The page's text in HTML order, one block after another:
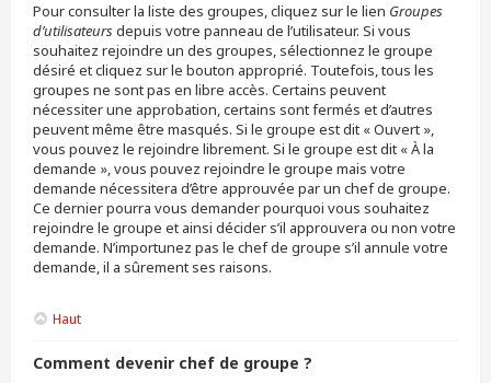
Pour consulter la liste des groupes, cliquez sur le lien Groupes
d’utilisateursdepuis votre panneau de l’utilisateur. Si vous
souhaitez rejoindre un des groupes, sélectionnez le groupe
désiré et cliquez sur le bouton approprié. Toutefois, tous les
groupes ne sont pas en libre accès. Certains peuvent
nécessiter une approbation, certains sont fermés et d’autres
peuvent même être masqués. Si le groupe est dit « Ouvert »,
vous pouvez le rejoindre librement. Si le groupe est dit « À la
demande », vous pouvez rejoindre le groupe mais votre
demande nécessitera d’être approuvée par un chef de groupe.
Ce dernier pourra vous demander pourquoi vous souhaitez
rejoindre le groupe et ainsi décider s’il approuvera ou non votre
demande. N’importunez pas le chef de groupe s’il annule votre
demande, il a sûrement ses raisons.
Haut
Comment devenir chef de groupe ?